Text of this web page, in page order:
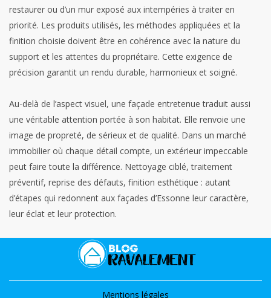
restaurer ou d’un mur exposé aux intempéries à traiter en
priorité. Les produits utilisés, les méthodes appliquées et la
finition choisie doivent être en cohérence avec la nature du
support et les attentes du propriétaire. Cette exigence de
précision garantit un rendu durable, harmonieux et soigné.
Au-delà de l’aspect visuel, une façade entretenue traduit aussi
une véritable attention portée à son habitat. Elle renvoie une
image de propreté, de sérieux et de qualité. Dans un marché
immobilier où chaque détail compte, un extérieur impeccable
peut faire toute la différence. Nettoyage ciblé, traitement
préventif, reprise des défauts, finition esthétique : autant
d’étapes qui redonnent aux façades d’Essonne leur caractère,
leur éclat et leur protection.
Mentions légales